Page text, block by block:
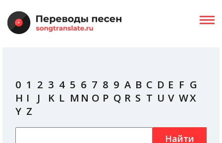
0 1 2 3 4 5 6 7 8 9 A B C D E F G
H I J K L M N O P Q R S T U V WX
Y Z
Найти